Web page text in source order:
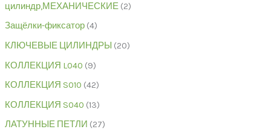
цилиндр,МЕХАНИЧЕСКИЕ 2
Защёлки-фиксатор 4
КЛЮЧЕВЫЕ ЦИЛИНДРЫ
20
КОЛЛЕКЦИЯ L040 9
КОЛЛЕКЦИЯ S010 42
КОЛЛЕКЦИЯ S040 13
ЛАТУННЫЕ ПЕТЛИ 27